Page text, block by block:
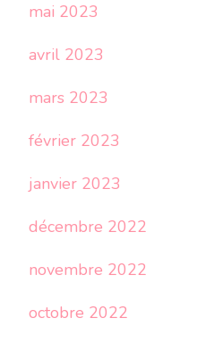
mai 2023
avril 2023
mars 2023
février 2023
janvier 2023
décembre 2022
novembre 2022
octobre 2022